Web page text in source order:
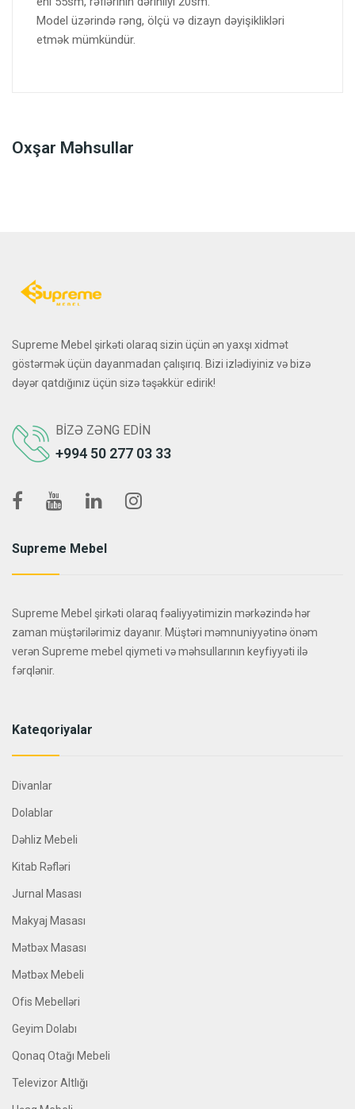
Model üzərində rəng, ölçü və dizayn dəyişiklikləri
etmək mümkündür.
Oxşar Məhsullar
Supreme Mebel şirkəti olaraq sizin üçün ən yaxşı xidmət
göstərmək üçün dayanmadan çalışırıq. Bizi izlədiyiniz və bizə
dəyər qatdığınız üçün sizə təşəkkür edirik!
BIZƏ ZƏNG EDIN
+994 50 277 03 33
Supreme Mebel
Supreme Mebel şirkəti olaraq fəaliyyətimizin mərkəzində hər
zaman müştərilərimiz dayanır. Müştəri məmnuniyyətinə önəm
verən Supreme mebel qiymeti və məhsullarının keyfiyyəti ilə
fərqlənir.
Kateqoriyalar
Divanlar
Dolablar
Dəhliz Mebeli
Kitab Rəfləri
Jurnal Masası
Makyaj Masası
Mətbəx Masası
Mətbəx Mebeli
Ofis Mebelləri
Geyim Dolabı
Qonaq Otağı Mebeli
Televizor Altlığı